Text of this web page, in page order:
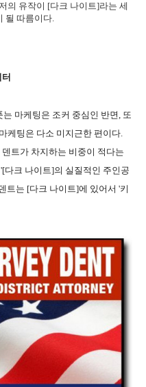
의 유작이 [다크 나이트]라는 세
될 따름이다.
마케팅은 조커 중심인 반면, 또
케팅은 다소 미지근한 편이다.
트가 차지하는 비중이 적다는
다크 나이트]의 실질적인 주인공
트는 [다크 나이트]에 있어서 '키